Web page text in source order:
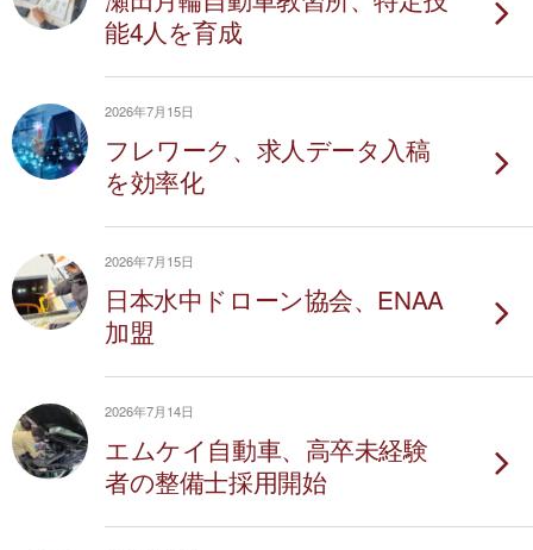
能4人を育成
2026年7月15日
フレワーク、求人データ入稿
を効率化
2026年7月15日
日本水中ドローン協会、ENAA
加盟
2026年7月14日
エムケイ自動車、高卒未経験
者の整備士採用開始